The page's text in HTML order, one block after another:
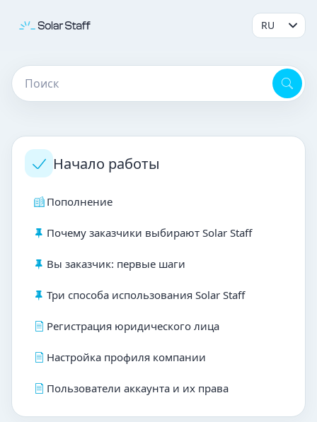
Начало работы
Пополнение
Почему заказчики выбирают Solar Staff
Вы заказчик: первые шаги
Три способа использования Solar Staff
Регистрация юридического лица
Настройка профиля компании
Пользователи аккаунта и их права